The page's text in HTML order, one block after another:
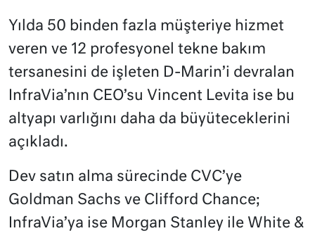
Yılda 50 binden fazla müşteriye hizmet
veren ve 12 profesyonel tekne bakım
tersanesini de işleten D-Marin’i devralan
InfraVia’nın CEO’su Vincent Levita ise bu
altyapı varlığını daha da büyüteceklerini
açıkladı.
Dev satın alma sürecinde CVC’ye
Goldman Sachs ve Clifford Chance;
InfraVia’ya ise Morgan Stanley ile White &